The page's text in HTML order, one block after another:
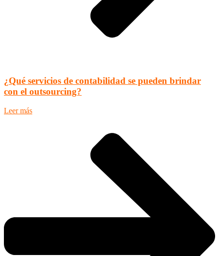
¿Qué servicios de contabilidad se pueden brindar
con el outsourcing?
Leer más